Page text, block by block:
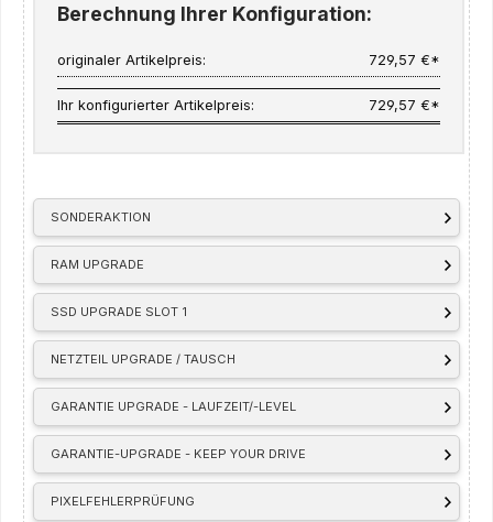
SONDERAKTION
RAM UPGRADE
SSD UPGRADE SLOT 1
NETZTEIL UPGRADE / TAUSCH
GARANTIE UPGRADE - LAUFZEIT/-LEVEL
GARANTIE-UPGRADE - KEEP YOUR DRIVE
PIXELFEHLERPRÜFUNG
Berechnung Ihrer Konfiguration:
originaler Artikelpreis: 729,57 €*
Ihr konfigurierter Artikelpreis: 729,57 €*